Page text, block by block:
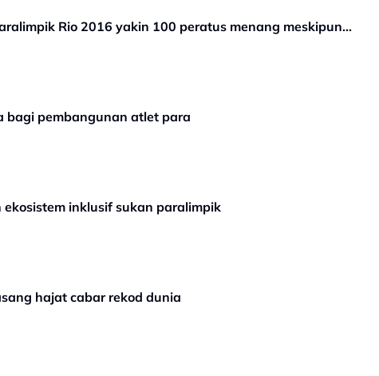
Rio 2016 yakin 100 peratus menang meskipun...
bagi pembangunan atlet para
inklusif sukan paralimpik
hajat cabar rekod dunia